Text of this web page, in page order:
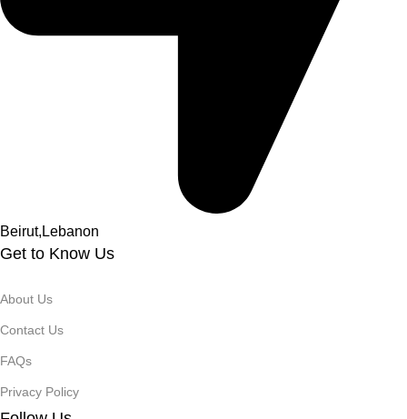
Beirut,Lebanon
Get to Know Us
About Us
Contact Us
FAQs
Privacy Policy